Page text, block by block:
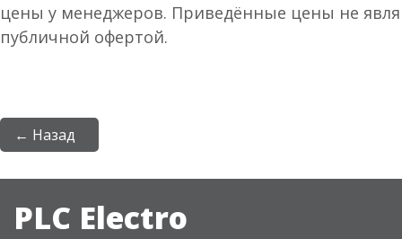
цены у менеджеров. Приведённые цены не
публичной офертой.
← Назад
PLC Electro